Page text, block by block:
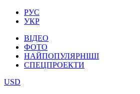
РУС
УКР
ВІДЕО
ФОТО
НАЙПОПУЛЯРНІШІ
СПЕЦПРОЕКТИ
USD